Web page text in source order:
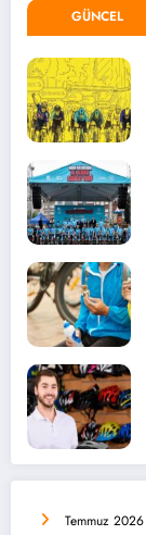
GÜNCEL
Temmuz 2026